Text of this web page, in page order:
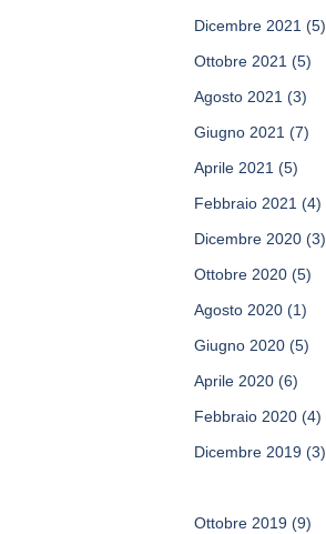
Dicembre 2021 (5)
Ottobre 2021 (5)
Agosto 2021 (3)
Giugno 2021 (7)
Aprile 2021 (5)
Febbraio 2021 (4)
Dicembre 2020 (3)
Ottobre 2020 (5)
Agosto 2020 (1)
Giugno 2020 (5)
Aprile 2020 (6)
Febbraio 2020 (4)
Dicembre 2019 (3)
Ottobre 2019 (9)